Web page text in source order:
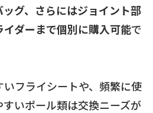
グ、さらにはジョイント部
ダーまで個別に購入可能で
フライシートや、頻繁に使
いポール類は交換ニーズが